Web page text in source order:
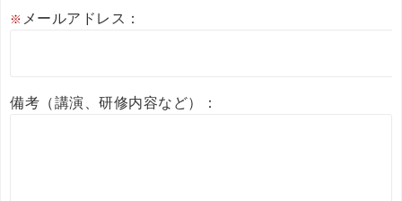
※ メールアドレス：
備考（講演、研修内容など）：